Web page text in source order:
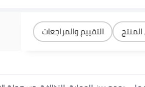
التقييم والمراجعات